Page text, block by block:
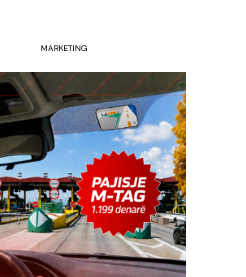
MARKETING